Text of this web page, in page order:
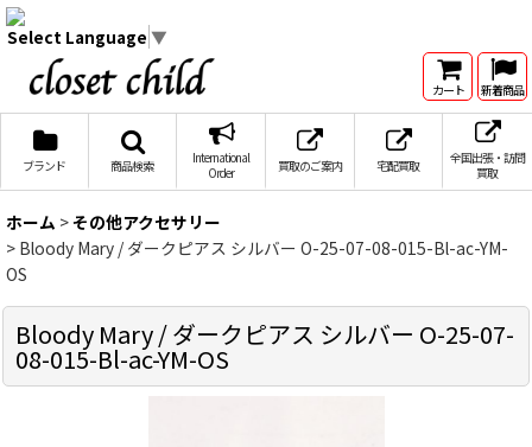
Select Language ▼
カート 新着商品
ブランド 商品検索
International
Order
買取のご案内 宅配買取
全国出張・訪問
買取
ホーム >その他アクセサリー
> Bloody Mary / ダークピアス シルバー O-25-07-08-015-Bl-ac-YM-
OS
Bloody Mary / ダークピアス シルバー O-25-07-
08-015-Bl-ac-YM-OS